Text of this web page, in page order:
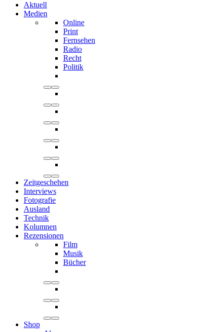
Aktuell
Medien
Online
Print
Fernsehen
Radio
Recht
Politik
Zeitgeschehen
Interviews
Fotografie
Ausland
Technik
Kolumnen
Rezensionen
Film
Musik
Bücher
Shop